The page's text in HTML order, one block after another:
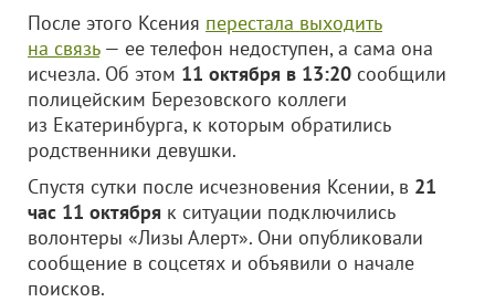
После этого Ксения перестала выходить
на связь— ее телефон недоступен, а сама она
исчезла. Об этом 11 октября в 13:20 сообщили
полицейским Березовского коллеги
из Екатеринбурга, к которым обратились
родственники девушки.
Спустя сутки после исчезновения Ксении, в 21
час 11 октября к ситуации подключились
волонтеры «Лизы Алерт». Они опубликовали
сообщение в соцсетях и объявили о начале
поисков.